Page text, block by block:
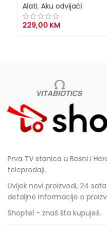
Alati, Aku odvijači
229,00 KM
Prva TV stanica u Bosni i
teleprodaji.
Uvijek novi proizvodi, 24
detaljne informacije o
Shoptel - znaš šta kupuješ.